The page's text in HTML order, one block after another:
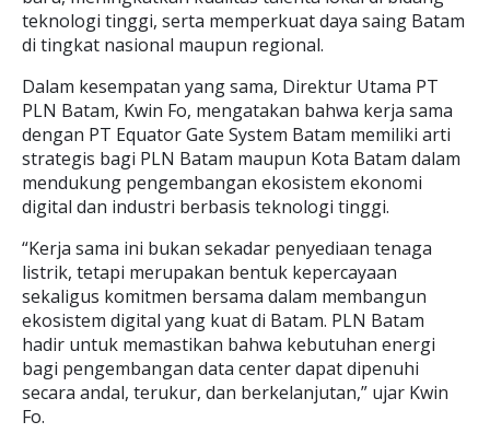
teknologi tinggi, serta memperkuat daya saing Batam
di tingkat nasional maupun regional.
Dalam kesempatan yang sama, Direktur Utama PT
PLN Batam, Kwin Fo, mengatakan bahwa kerja sama
dengan PT Equator Gate System Batam memiliki arti
strategis bagi PLN Batam maupun Kota Batam dalam
mendukung pengembangan ekosistem ekonomi
digital dan industri berbasis teknologi tinggi.
“Kerja sama ini bukan sekadar penyediaan tenaga
listrik, tetapi merupakan bentuk kepercayaan
sekaligus komitmen bersama dalam membangun
ekosistem digital yang kuat di Batam. PLN Batam
hadir untuk memastikan bahwa kebutuhan energi
bagi pengembangan data center dapat dipenuhi
secara andal, terukur, dan berkelanjutan,” ujar Kwin
Fo.